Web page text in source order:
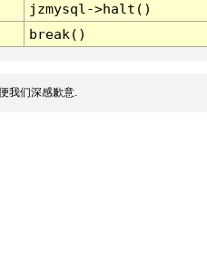
jzmysql->halt()
break()
我们深感歉意.